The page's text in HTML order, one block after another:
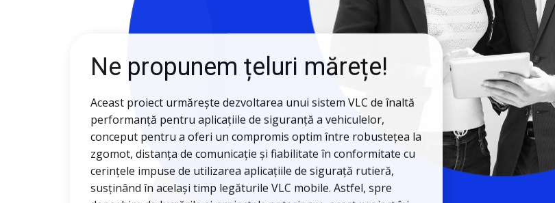
Ne propunem țeluri mărețe!
performanță pentru aplicațiile de siguranță a vehiculelor,
conceput pentru a oferi un compromis optim între robustețea la
zgomot, distanța de comunicație și fiabilitate în conformitate cu
cerințele impuse de utilizarea aplicațiile de sigurață rutieră,
susținând în același timp legăturile VLC mobile. Astfel, spre
deosebire de lucrările și proiectele anterioare, acest proiect își